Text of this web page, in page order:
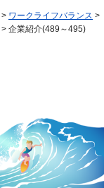
> ワークライフバランス >
> 企業紹介(489～495)